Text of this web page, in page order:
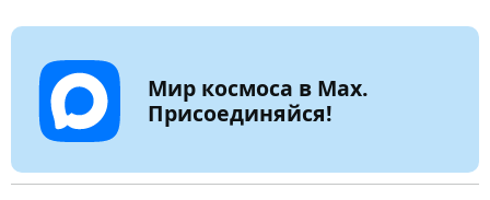
Мир космоса в Max.
Присоединяйся!